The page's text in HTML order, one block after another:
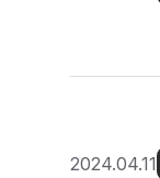
2024.04.11